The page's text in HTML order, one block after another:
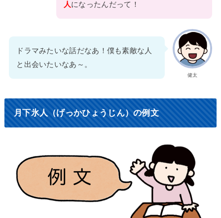
人になったんだって！
健太
ドラマみたいな話だなあ！僕も素敵な人
と出会いたいなあ～。
月下氷人（げっかひょうじん）の例文